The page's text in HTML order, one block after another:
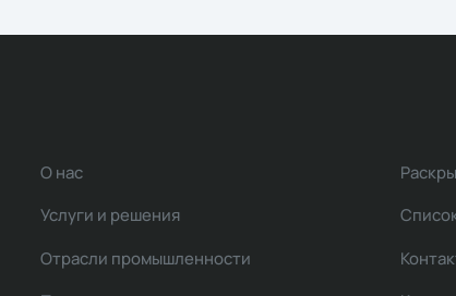
О нас
Услуги и решения
Отрасли промышленности